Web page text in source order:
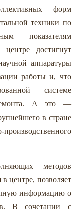
форм
техники по
показателям
достигнут
аппаратуры
работы и, что
системе
А это —
в стране
методов
центре, позволяет
информацию о
В сочетании с